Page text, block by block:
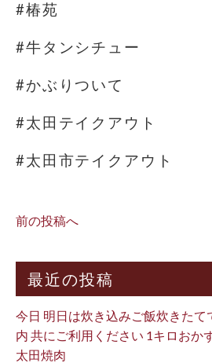
#椿苑
#牛タンシチュー
#かぶりついて
#太田テイクアウト
#太田市テイクアウト
前の投稿へ
最近の投稿
今日 明日は炊き込みご飯炊きたて
内 共にご利用ください 1キロおか
太田焼肉